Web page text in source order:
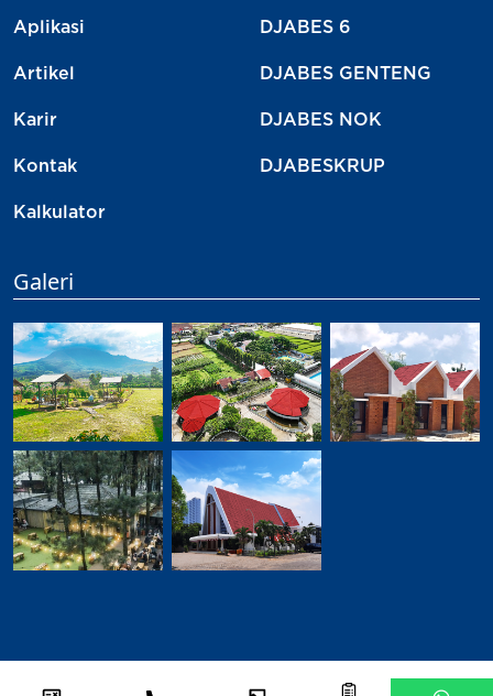
Aplikasi
Artikel
Karir
Kontak
Kalkulator
DJABES 6
DJABES GENTENG
DJABES NOK
DJABESKRUP
Galeri
Djabesmen All Rights Reserved.